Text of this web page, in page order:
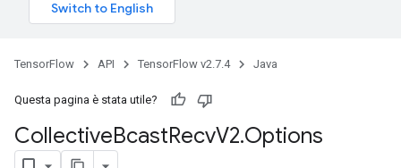
TensorFlow API TensorFlow v2.7.4 Java
Questa pagina è stata utile?
CollectiveBcastRecvV2.Options